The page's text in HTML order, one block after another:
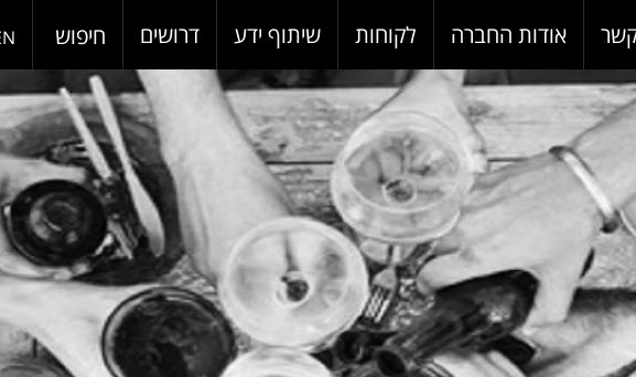
אודות החברה לקוחות שיתוף ידע דרושים חיפוש